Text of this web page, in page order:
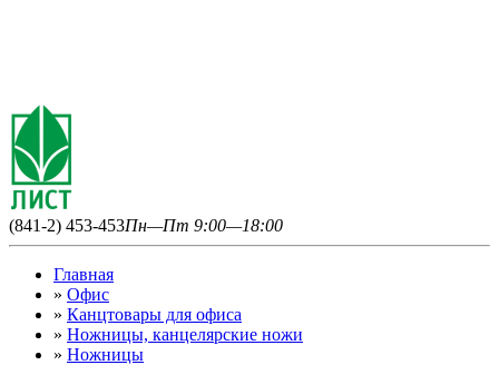
(841-2) 453-453Пн—Пт 9:00—18:00
Главная
» Офис
» Канцтовары для офиса
» Ножницы, канцелярские ножи
» Ножницы